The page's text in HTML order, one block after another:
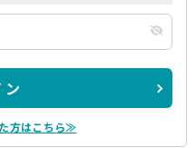
方はこちら≫